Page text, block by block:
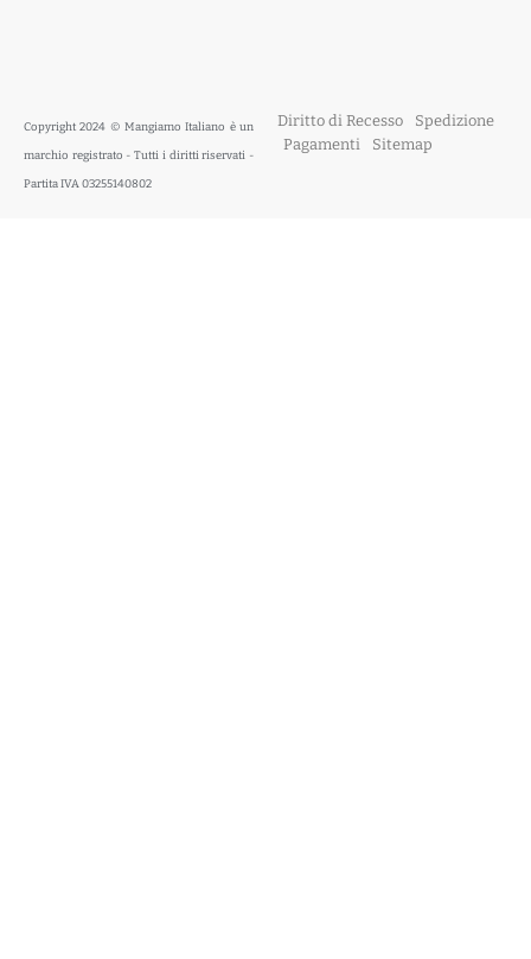
Copyright 2024 © Mangiamo Italiano è un
marchio registrato - Tutti i diritti riservati -
Partita IVA 03255140802
Diritto di Recesso
Spedizione
Pagamenti
Sitemap